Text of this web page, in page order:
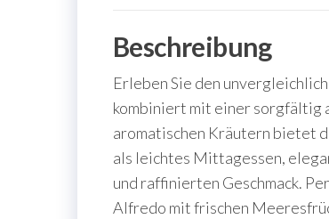
Beschreibung
Erleben Sie den
kombiniert mit einer sorgfältig
aromatischen Kräutern bietet
als leichtes Mittagessen,
und raffinierten Geschmack.
Alfredo mit frischen